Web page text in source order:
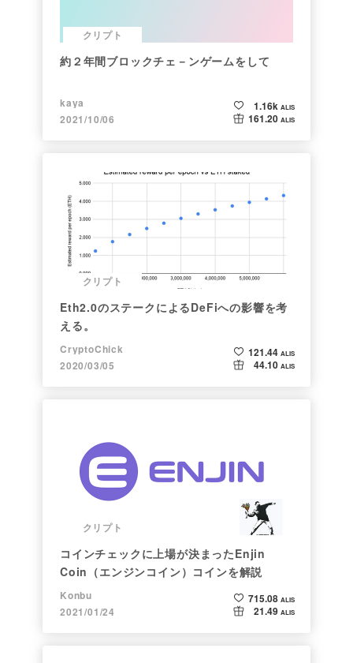
クリプト
約２年間ブロックチェ－ンゲームをして
kaya
2021/10/06
1.16k ALIS
161.20 ALIS
クリプト
Eth2.0のステークによるDeFiへの影響を考
える。
CryptoChick
2020/03/05
121.44 ALIS
44.10 ALIS
クリプト
コインチェックに上場が決まったEnjin
Coin（エンジンコイン）コインを解説
Konbu
2021/01/24
715.08 ALIS
21.49 ALIS